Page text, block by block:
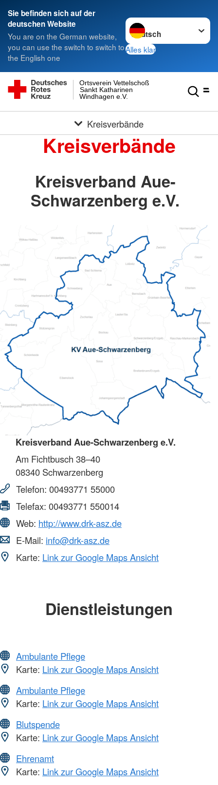
Sie befinden sich auf der
deutschen Website
You are on the German website,
you can use the switch to switch to
the English one
Sprache wechseln zu
Alles klar
Windhagen e.V.
Sankt Katharinen
Ortsverein Vettelschoß
Kreisverbände
Kreisverbände
Kreisverband Aue-
Schwarzenberg e.V.
Kreisverband Aue-Schwarzenberg e.V.
Am Fichtbusch 38–40
08340 Schwarzenberg
Telefon: 00493771 55000
Telefax: 00493771 550014
Web: http://www.drk-asz.de
E-Mail: info@drk-asz.de
Karte: Link zur Google Maps Ansicht
Dienstleistungen
Ambulante Pflege
Karte: Link zur Google Maps Ansicht
Ambulante Pflege
Karte: Link zur Google Maps Ansicht
Blutspende
Karte: Link zur Google Maps Ansicht
Ehrenamt
Karte: Link zur Google Maps Ansicht